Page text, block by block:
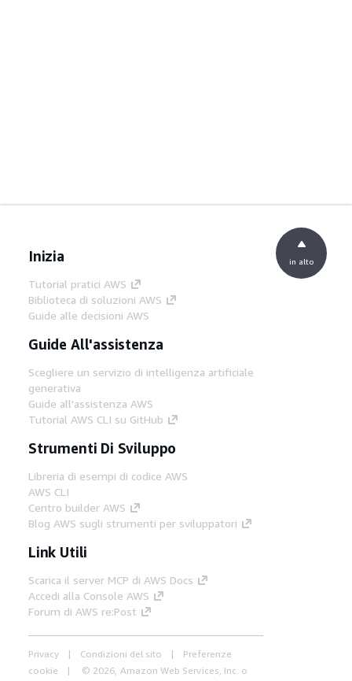
Inizia
Tutorial pratici AWS
Biblioteca di soluzioni AWS
Guide alle decisioni AWS
Guide All'assistenza
Scegliere un servizio di intelligenza artificiale
generativa
Guide all'assistenza AWS
Tutorial AWS CLI su GitHub
Strumenti Di Sviluppo
Libreria di esempi di codice AWS
AWS CLI
Centro builder AWS
Blog AWS sugli strumenti per sviluppatori
Link Utili
Scarica il server MCP di AWS Docs
Accedi alla Console AWS
Forum di AWS re:Post
Privacy Condizioni del sito
Preferenze
cookie
© 2026, Amazon Web Services, Inc. o
in alto